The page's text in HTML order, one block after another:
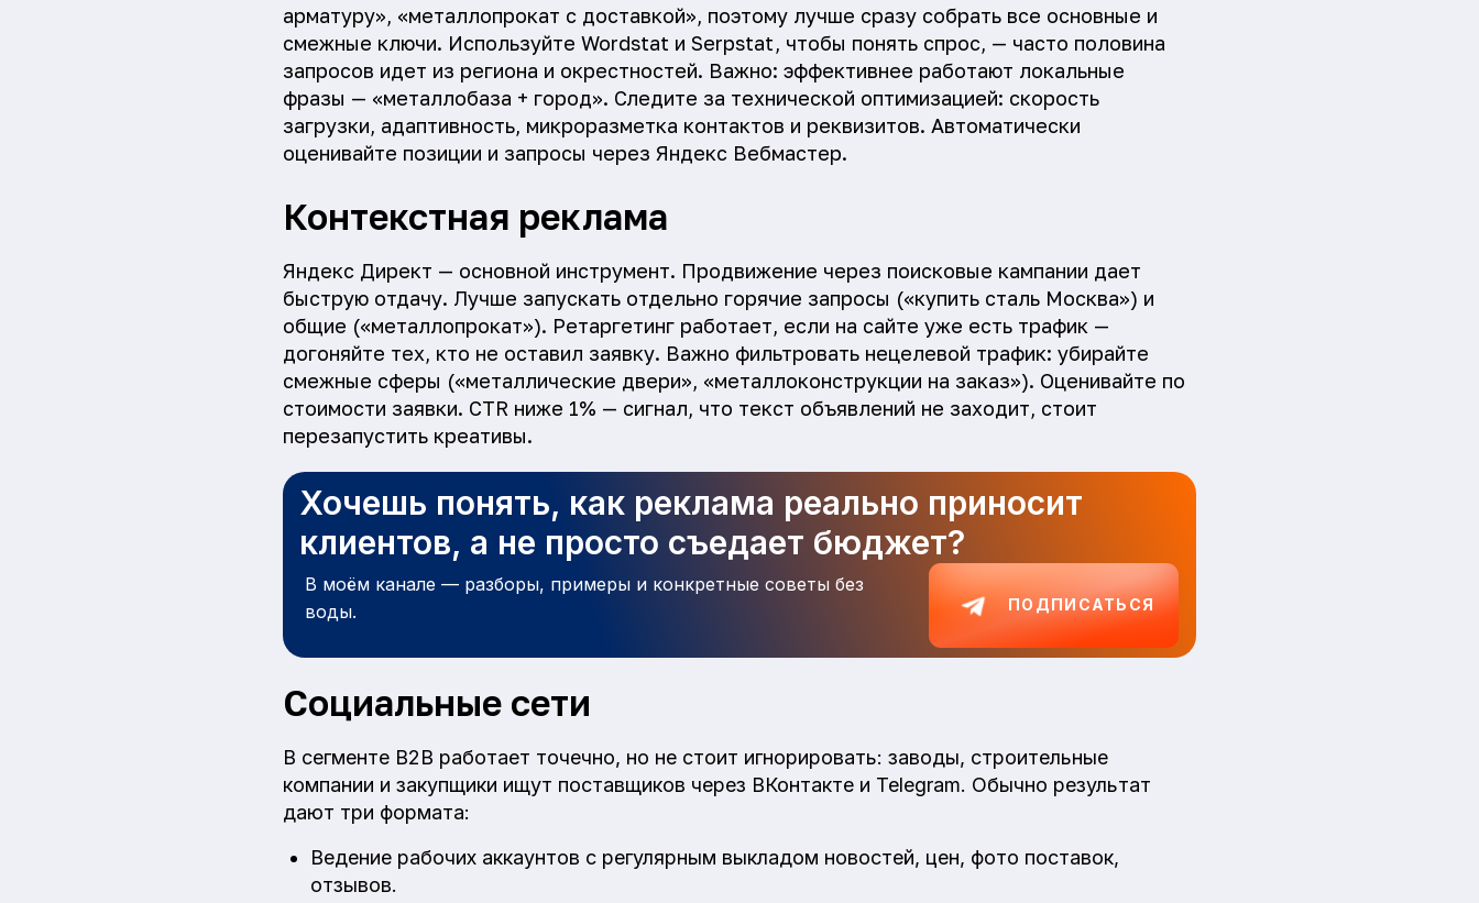
арматуру», «металлопрокат с доставкой», поэтому лучше сразу собрать все основные и
смежные ключи. Используйте Wordstat и Serpstat, чтобы понять спрос, — часто половина
запросов идет из региона и окрестностей. Важно: эффективнее работают локальные
фразы — «металлобаза + город». Следите за технической оптимизацией: скорость
загрузки, адаптивность, микроразметка контактов и реквизитов. Автоматически
оценивайте позиции и запросы через Яндекс Вебмастер.
Контекстная реклама
Яндекс Директ — основной инструмент. Продвижение через поисковые кампании дает
быструю отдачу. Лучше запускать отдельно горячие запросы («купить сталь Москва») и
общие («металлопрокат»). Ретаргетинг работает, если на сайте уже есть трафик —
догоняйте тех, кто не оставил заявку. Важно фильтровать нецелевой трафик: убирайте
смежные сферы («металлические двери», «металлоконструкции на заказ»). Оценивайте по
стоимости заявки. CTR ниже 1% — сигнал, что текст объявлений не заходит, стоит
перезапустить креативы.
Хочешь понять, как реклама реально приносит
клиентов, а не просто съедает бюджет?
В моём канале — разборы, примеры и конкретные советы без
воды.
ПОДПИСАТЬСЯ
Социальные сети
В сегменте B2B работает точечно, но не стоит игнорировать: заводы, строительные
компании и закупщики ищут поставщиков через ВКонтакте и Telegram. Обычно результат
дают три формата:
Ведение рабочих аккаунтов с регулярным выкладом новостей, цен, фото поставок,
отзывов.